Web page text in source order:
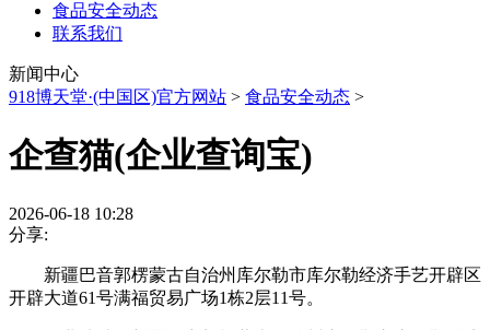
食品安全动态
联系我们
新闻中心
918博天堂·(中国区)官方网站 > 食品安全动态 >
企查猫(企业查询宝)
2026-06-18 10:28
分享:
新疆巴音郭楞蒙古自治州库尔勒市库尔勒经济手艺开辟区
开辟大道61号满福贸易广场1栋2层11号。